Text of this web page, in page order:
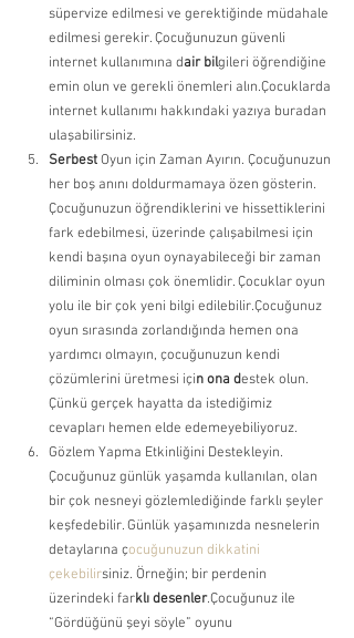
süpervize edilmesi ve gerektiğinde müdahale
edilmesi gerekir. Çocuğunuzun güvenli
internet kullanımına dair bilgileri öğrendiğine
emin olun ve gerekli önemleri alın.Çocuklarda
internet kullanımı hakkındaki yazıya buradan
ulaşabilirsiniz.
Serbest Oyun için Zaman Ayırın. Çocuğunuzun
her boş anını doldurmamaya özen gösterin.
Çocuğunuzun öğrendiklerini ve hissettiklerini
fark edebilmesi, üzerinde çalışabilmesi için
kendi başına oyun oynayabileceği bir zaman
diliminin olması çok önemlidir. Çocuklar oyun
yolu ile bir çok yeni bilgi edilebilir.Çocuğunuz
oyun sırasında zorlandığında hemen ona
yardımcı olmayın, çocuğunuzun kendi
çözümlerini üretmesi için ona destek olun.
Çünkü gerçek hayatta da istediğimiz
cevapları hemen elde edemeyebiliyoruz.
Gözlem Yapma Etkinliğini Destekleyin.
Çocuğunuz günlük yaşamda kullanılan, olan
bir çok nesneyi gözlemlediğinde farklı şeyler
keşfedebilir. Günlük yaşamınızda nesnelerin
detaylarına çocuğunuzun dikkatini
çekebilirsiniz. Örneğin; bir perdenin
üzerindeki farklı desenler.Çocuğunuz ile
“Gördüğünü şeyi söyle” oyunu